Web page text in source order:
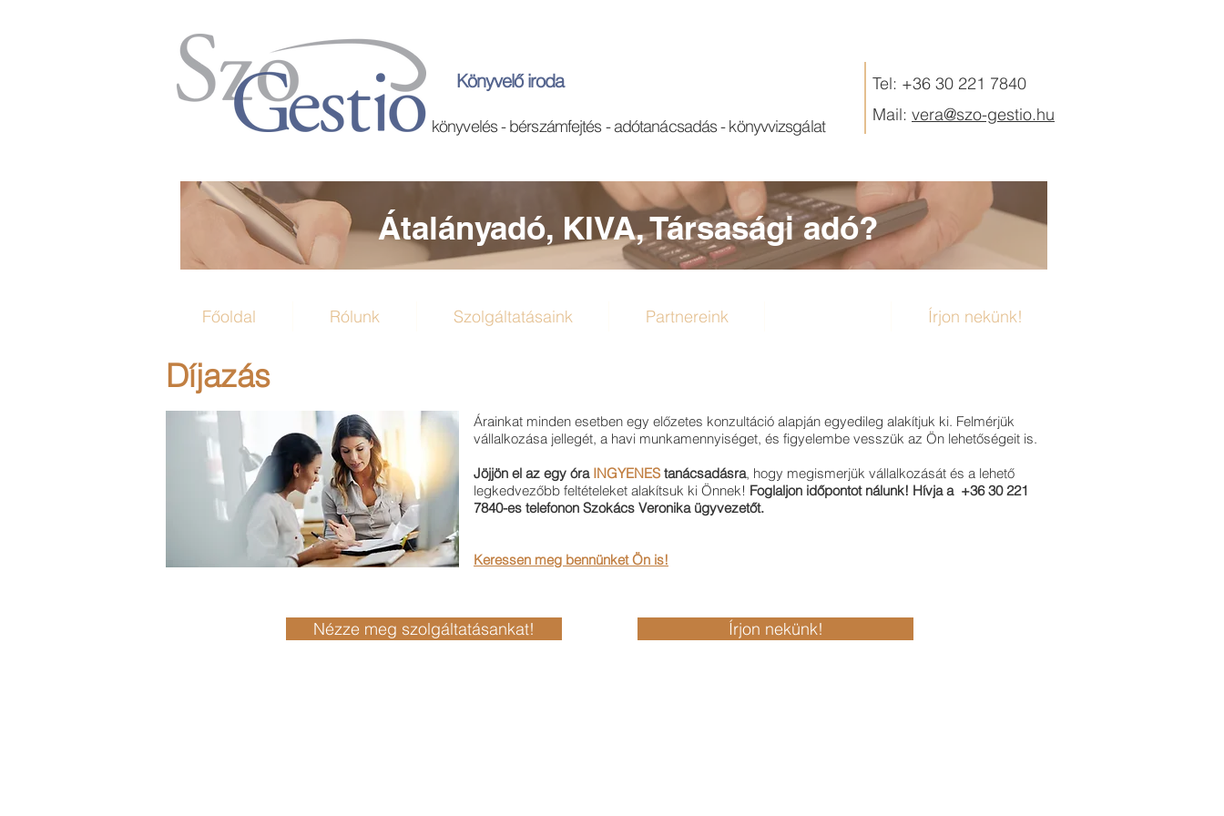
Könyvelő iroda
könyvelés - bérszámfejtés - adótanácsadás - könyvvizsgálat
Tel: +36 30 221 7840
Mail: vera@szo-gestio.hu
Átalányadó, KIVA, Társasági adó?
Főoldal Rólunk Szolgáltatásaink Partnereink Írjon nekünk!
Díjazás
Árainkat minden esetben egy előzetes konzultáció alapján egyedileg alakítjuk ki. Felmérjük
vállalkozása jellegét, a havi munkamennyiséget, és figyelembe vesszük az Ön lehetőségeit is.
Jöjjön el az egy óra INGYENES tanácsadásra, hogy megismerjük vállalkozását és a lehető
legkedvezőbb feltételeket alakítsuk ki Önnek! Foglaljon időpontot nálunk! Hívja a +36 30 221
7840-es telefonon Szokács Veronika ügyvezetőt.
Keressen meg bennünket Ön is!
Nézze meg szolgáltatásankat! Írjon nekünk!